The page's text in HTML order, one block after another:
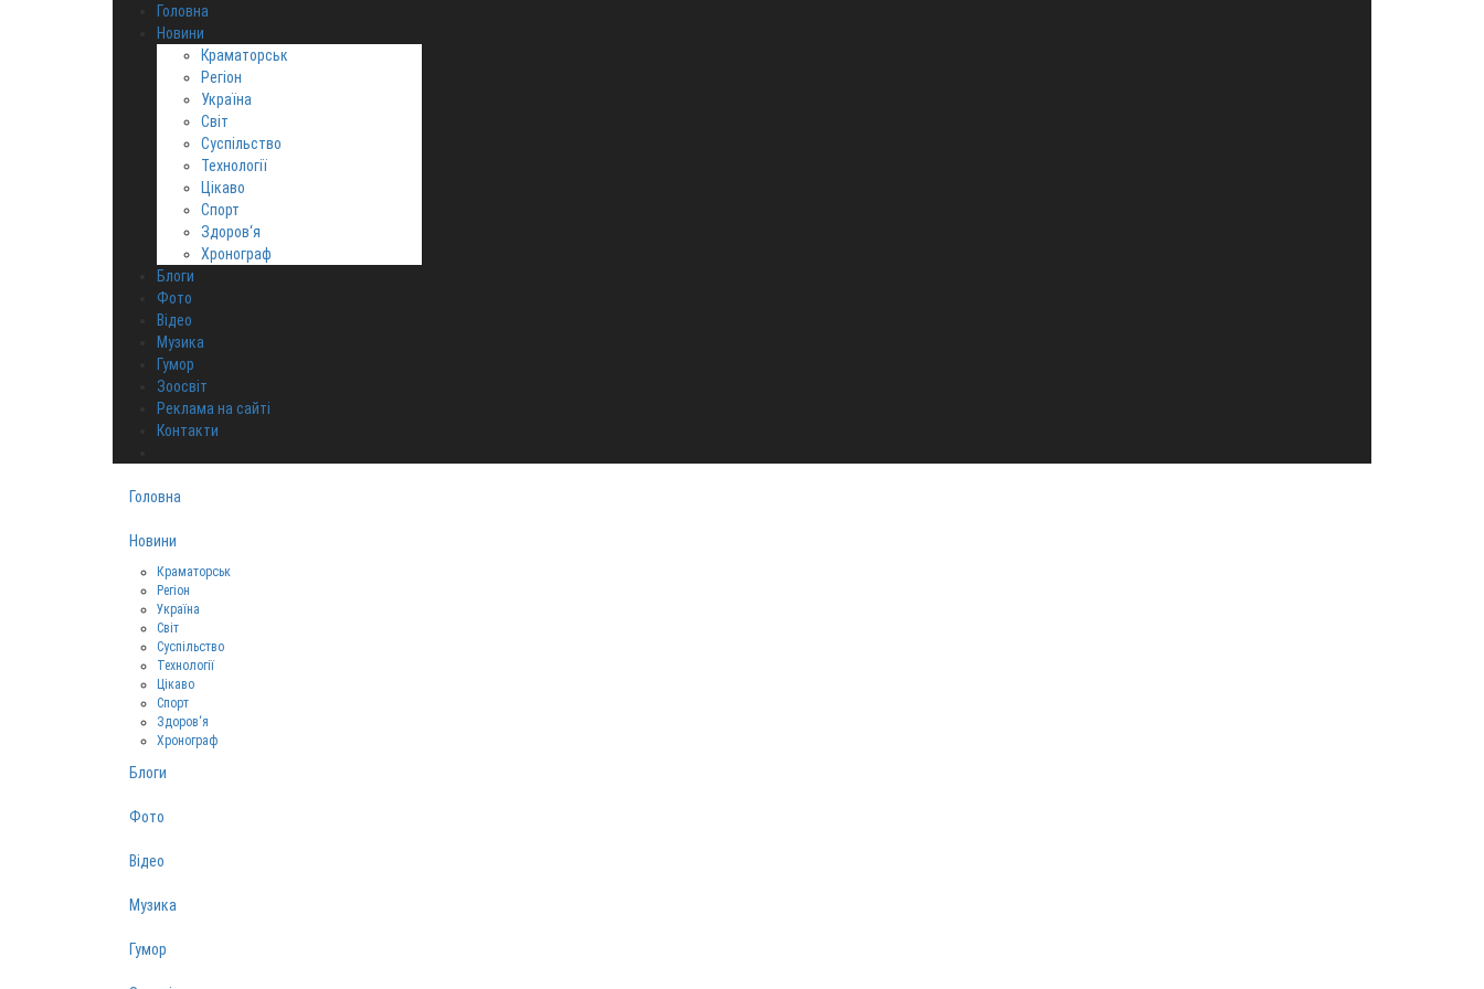
Головна
Новини
Краматорськ
Регіон
Україна
Світ
Суспільство
Технології
Цікаво
Спорт
Здоров‘я
Хронограф
Блоги
Фото
Відео
Музика
Гумор
Зоосвіт
Реклама на сайті
Контакти
Головна
Новини
Краматорськ
Регіон
Україна
Світ
Суспільство
Технології
Цікаво
Спорт
Здоров‘я
Хронограф
Блоги
Фото
Відео
Музика
Гумор